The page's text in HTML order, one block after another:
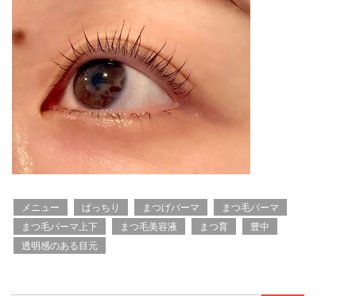
メニュー ぱっちり まつげパーマ
まつ毛パーマ
まつ毛パーマ上下
まつ毛美容液 まつ育
豊中
透明感のある目元